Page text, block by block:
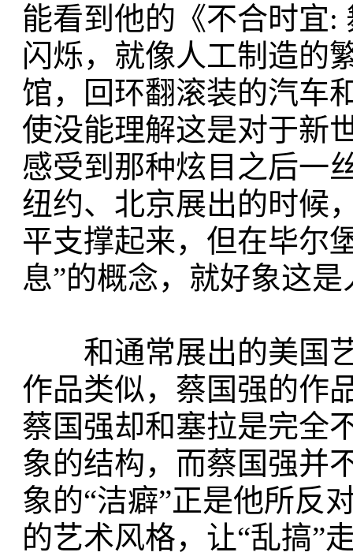
能看到他的《不合时宜:
闪烁，就像人工制造的
馆，回环翻滚装的汽车
使没能理解这是对于新
感受到那种炫目之后一
纽约、北京展出的时候
平支撑起来，但在毕尔
息”的概念，就好象这
和通常展出的美国艺
作品类似，蔡国强的作
蔡国强却和塞拉是完全
象的结构，而蔡国强并
象的“洁癖”正是他所反
的艺术风格，让“乱搞”